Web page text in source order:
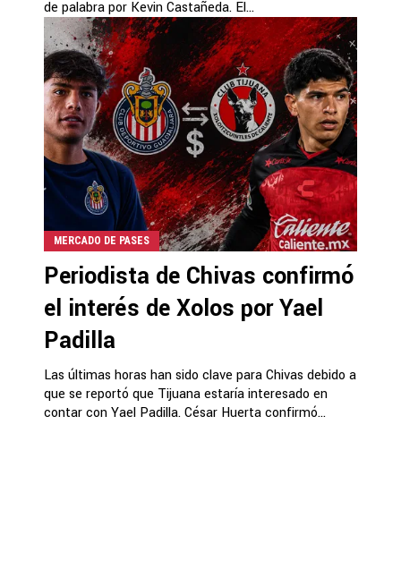
de palabra por Kevin Castañeda. El...
MERCADO DE PASES
Periodista de Chivas confirmó
el interés de Xolos por Yael
Padilla
Las últimas horas han sido clave para Chivas debido a
que se reportó que Tijuana estaría interesado en
contar con Yael Padilla. César Huerta confirmó...